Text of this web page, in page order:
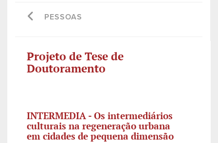
PESSOAS
Projeto de Tese de
Doutoramento
INTERMEDIA - Os intermediários
culturais na regeneração urbana
em cidades de pequena dimensão